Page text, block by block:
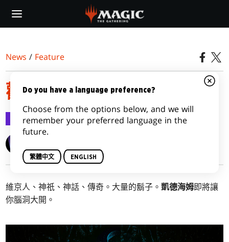
main
News / Feature
歡迎來到搖滾的凱德海姆
Feature 2020-12-15
維京人、神祇、神話、傳奇。大量的鬍子。凱德海姆即將讓
你腦洞大開。
Do you have a language preference?
Choose from the options below, and we will
remember your preferred language in the
future.
繁體中文 ENGLISH